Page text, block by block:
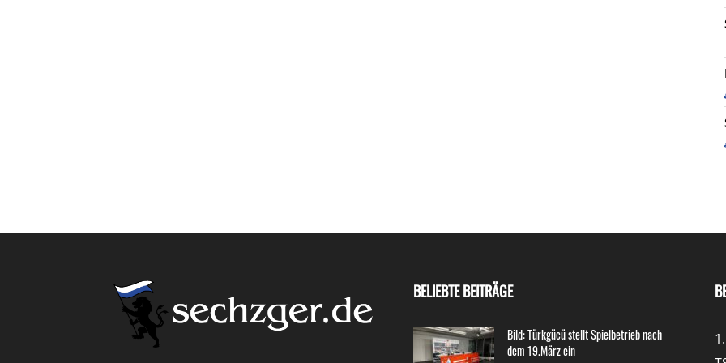
BELIEBTE BEITRÄGE
Bild: Türkgücü stellt Spielbetrieb nach
dem 19.März ein